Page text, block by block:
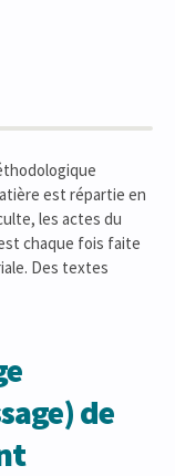
est répartie en
les actes du
chaque fois faite
Des textes
de